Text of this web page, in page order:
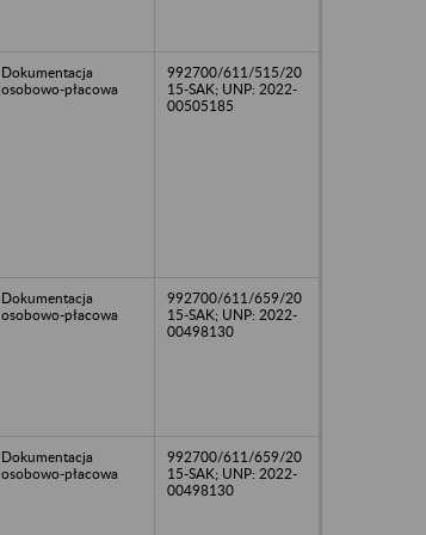
Dokumentacja
osobowo-płacowa
992700/611/515/20
15-SAK; UNP: 2022-
00505185
Dokumentacja
osobowo-płacowa
992700/611/659/20
15-SAK; UNP: 2022-
00498130
Dokumentacja
osobowo-płacowa
992700/611/659/20
15-SAK; UNP: 2022-
00498130